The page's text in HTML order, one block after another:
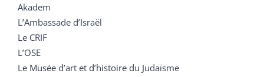
Akadem
L’Ambassade d’Israël
Le CRIF
L’OSE
Le Musée d’art et d’histoire du Judaïsme